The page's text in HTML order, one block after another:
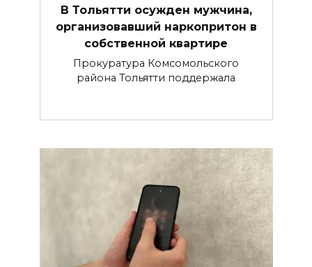
В Тольятти осужден мужчина,
организовавший наркопритон в
собственной квартире
Прокуратура Комсомольского
района Тольятти поддержала